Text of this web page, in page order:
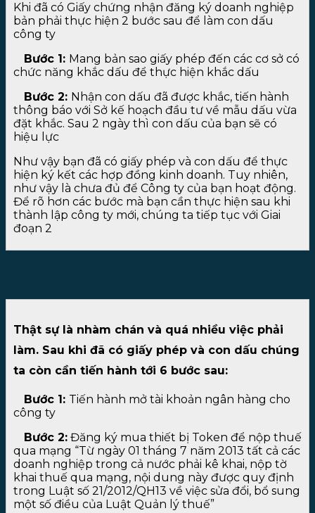
Khi đã có Giấy chứng nhận đăng ký doanh nghiệp
bản phải thực hiện 2 bước sau để làm con dấu
công ty
Bước 1: Mang bản sao giấy phép đến các cơ sở có
chức năng khắc dấu để thực hiện khắc dấu
Bước 2: Nhận con dấu đã được khắc, tiến hành
thông báo với Sở kế hoạch đầu tư về mẫu dấu vừa
đặt khắc. Sau 2 ngày thì con dấu của bạn sẽ có
hiệu lực
Như vậy bạn đã có giấy phép và con dấu để thực
hiện ký kết các hợp đồng kinh doanh. Tuy nhiên,
như vậy là chưa đủ để Công ty của bạn hoạt động.
Để rõ hơn các bước mà bạn cần thực hiện sau khi
thành lập công ty mới, chúng ta tiếp tục với Giai
đoạn 2
Thật sự là nhàm chán và quá nhiều việc phải
làm. Sau khi đã có giấy phép và con dấu chúng
ta còn cần tiến hành tới 6 bước sau:
Bước 1: Tiến hành mở tài khoản ngân hàng cho
công ty
Bước 2: Đăng ký mua thiết bị Token để nộp thuế
qua mạng “Từ ngày 01 tháng 7 năm 2013 tất cả các
doanh nghiệp trong cả nước phải kê khai, nộp tờ
khai thuế qua mạng, nội dung này được quy định
trong Luật số 21/2012/QH13 về việc sửa đổi, bổ sung
một số điều của Luật Quản lý thuế”